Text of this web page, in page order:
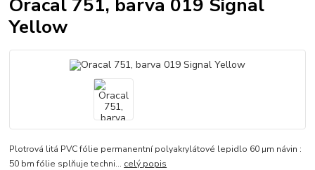
Yellow
Plotrová litá PVC fólie permanentní polyakrylátové lepidlo 60 µm návin :
50 bm fólie splňuje techni... celý popis